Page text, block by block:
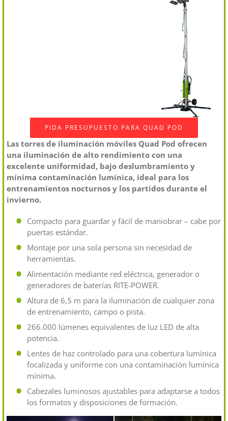
PIDA PRESUPUESTO PARA QUAD POD
Las torres de iluminación móviles Quad Pod ofrecen
una iluminación de alto rendimiento con una
excelente uniformidad, bajo deslumbramiento y
mínima contaminación lumínica, ideal para los
entrenamientos nocturnos y los partidos durante el
invierno.
Compacto para guardar y fácil de maniobrar – cabe por
puertas estándar.
Montaje por una sola persona sin necesidad de
herramientas.
Alimentación mediante red eléctrica, generador o
generadores de baterías RITE-POWER.
Altura de 6,5 m para la iluminación de cualquier zona
de entrenamiento, campo o pista.
266.000 lúmenes equivalentes de luz LED de alta
potencia.
Lentes de haz controlado para una cobertura lumínica
focalizada y uniforme con una contaminación lumínica
mínima.
Cabezales luminosos ajustables para adaptarse a todos
los formatos y disposiciones de formación.